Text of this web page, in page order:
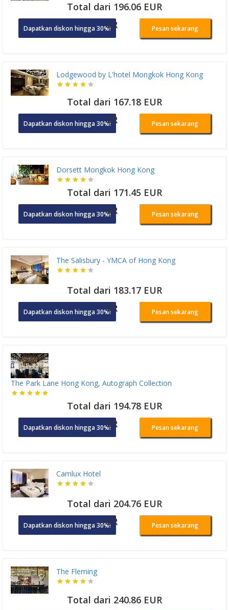
Total dari 196.06 EUR
Dapatkan diskon hingga 30%!OR Pesan sekarang
Lodgewood by L'hotel Mongkok Hong Kong
Total dari 167.18 EUR
Dapatkan diskon hingga 30%!OR Pesan sekarang
Dorsett Mongkok Hong Kong
Total dari 171.45 EUR
Dapatkan diskon hingga 30%!OR Pesan sekarang
The Salisbury - YMCA of Hong Kong
Total dari 183.17 EUR
Dapatkan diskon hingga 30%!OR Pesan sekarang
The Park Lane Hong Kong, Autograph Collection
Total dari 194.78 EUR
Dapatkan diskon hingga 30%!OR Pesan sekarang
Camlux Hotel
Total dari 204.76 EUR
Dapatkan diskon hingga 30%!OR Pesan sekarang
The Fleming
Total dari 240.86 EUR